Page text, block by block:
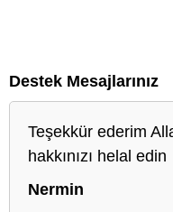
Destek Mesajlarınız
Teşekkür ederim
hakkınızı helal edin
Nermin